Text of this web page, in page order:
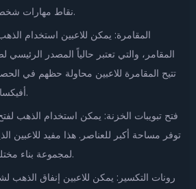
نقاط مهارات شخصياتهم وقدراتهم السلبية.
المقامرة: يمكن للاعبين استخدام
المقامر، والتي تعتبر حالياً المصدر
تتيح المقامرة للاعبين محاولة حظهم في
أفيكسات محددة على العناصر.
فتح تبويبات الخزنة: يمكن استخدام الذهب
توفر مساحة أكبر للعناصر. هذا مفيد للاعبين
لمجموعة بناء مختلفة أو شخصيات متعددة.
رونات التكسير: يمكن للاعبين إنفاق الذهب